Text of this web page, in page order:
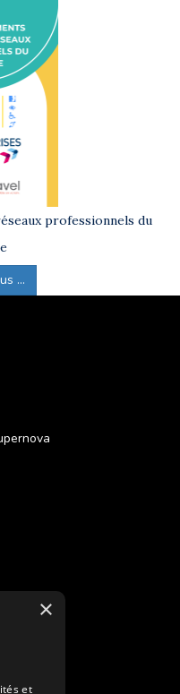
professionnels du
...
×
et